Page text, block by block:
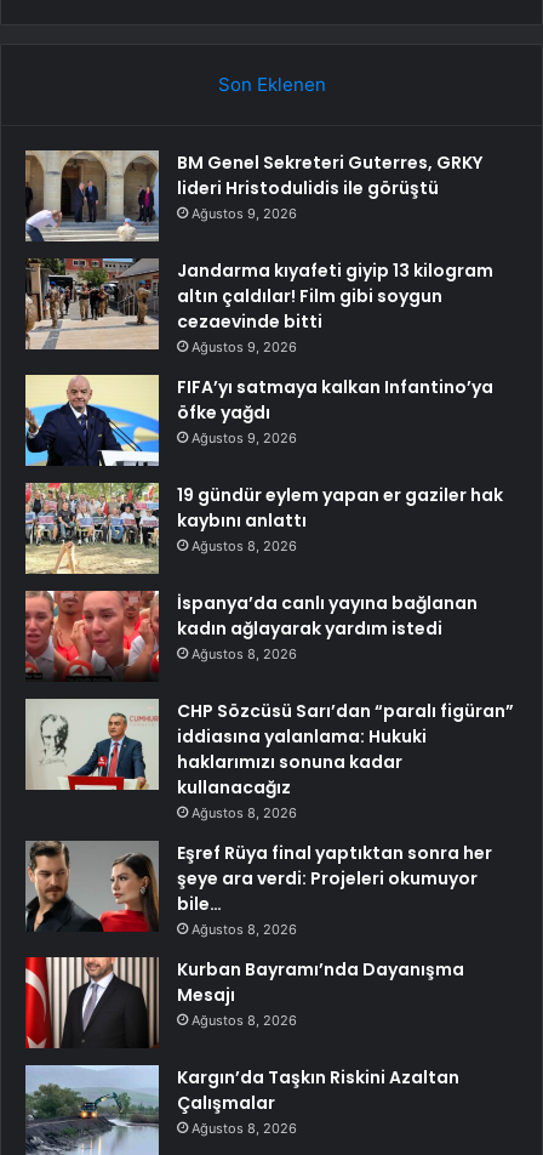
Son Eklenen
BM Genel Sekreteri Guterres, GRKY
lideri Hristodulidis ile görüştü
Ağustos 9, 2026
Jandarma kıyafeti giyip 13 kilogram
altın çaldılar! Film gibi soygun
cezaevinde bitti
Ağustos 9, 2026
FIFA’yı satmaya kalkan Infantino’ya
öfke yağdı
Ağustos 9, 2026
19 gündür eylem yapan er gaziler hak
kaybını anlattı
Ağustos 8, 2026
İspanya’da canlı yayına bağlanan
kadın ağlayarak yardım istedi
Ağustos 8, 2026
CHP Sözcüsü Sarı’dan “paralı figüran”
iddiasına yalanlama: Hukuki
haklarımızı sonuna kadar
kullanacağız
Ağustos 8, 2026
Eşref Rüya final yaptıktan sonra her
şeye ara verdi: Projeleri okumuyor
bile…
Ağustos 8, 2026
Kurban Bayramı’nda Dayanışma
Mesajı
Ağustos 8, 2026
Kargın’da Taşkın Riskini Azaltan
Çalışmalar
Ağustos 8, 2026